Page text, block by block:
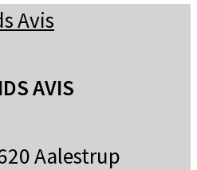
AVIS
Aalestrup